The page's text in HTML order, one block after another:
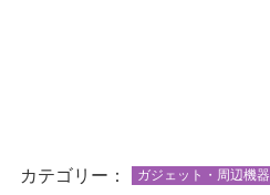
カテゴリー： ガジェット・周辺機器